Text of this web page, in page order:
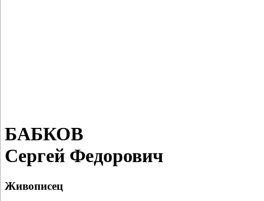
БАБКОВ
Сергей Федорович
Живописец